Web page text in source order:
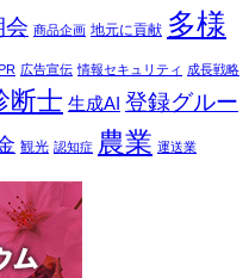
会 商品企画 地元に貢献 多様
広告宣伝 情報セキュリティ 成長戦略
断士 生成AI 登録グルー
観光 認知症 農業 運送業